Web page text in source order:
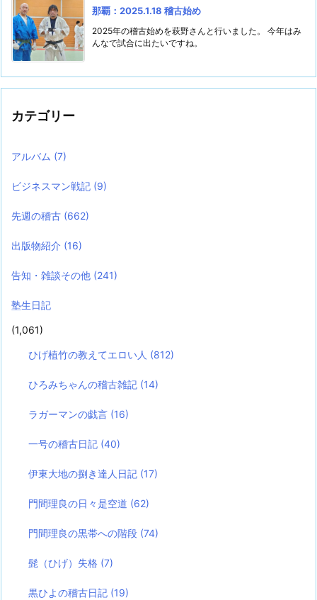
那覇：2025.1.18 稽古始め
2025年の稽古始めを萩野さんと行いました。 今年はみ
んなで試合に出たいですね。
カテゴリー
アルバム (7)
ビジネスマン戦記 (9)
先週の稽古 (662)
出版物紹介 (16)
告知・雑談その他 (241)
塾生日記
(1,061)
ひげ植竹の教えてエロい人 (812)
ひろみちゃんの稽古雑記 (14)
ラガーマンの戯言 (16)
一号の稽古日記 (40)
伊東大地の捌き達人日記 (17)
門間理良の日々是空道 (62)
門間理良の黒帯への階段 (74)
髭（ひげ）失格 (7)
黒ひよの稽古日記 (19)